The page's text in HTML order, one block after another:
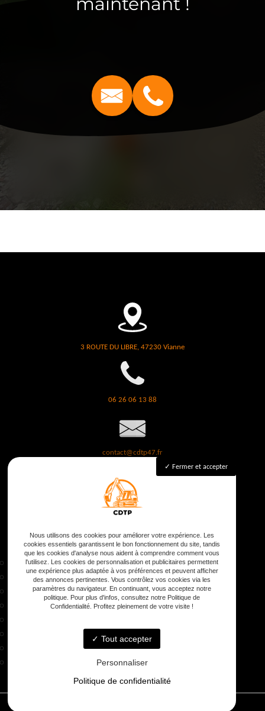
3 ROUTE DU LIBRE, 47230 Vianne
06 26 06 13 88
contact@cdtp47.fr
Lundi - Samedi :
Accueil
Terrassement
Maçonnerie
Assainissement
Qui sommes-nous ?
Galerie
Contact
Fermer et accepter
Nous utilisons des cookies pour améliorer votre expérience. Les
cookies essentiels garantissent le bon fonctionnement du site, tandis
que les cookies d'analyse nous aident à comprendre comment vous
l'utilisez. Les cookies de personnalisation et publicitaires permettent
une expérience plus adaptée à vos préférences et peuvent afficher
des annonces pertinentes. Vous contrôlez vos cookies via les
paramètres du navigateur. En continuant, vous acceptez notre
politique. Pour plus d'infos, consultez notre Politique de
Confidentialité. Profitez pleinement de votre visite !
Tout accepter
Personnaliser
Politique de confidentialité